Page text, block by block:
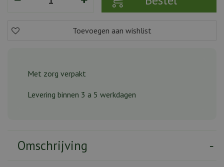
Met zorg verpakt
Levering binnen 3 a 5 werkdagen
Omschrijving